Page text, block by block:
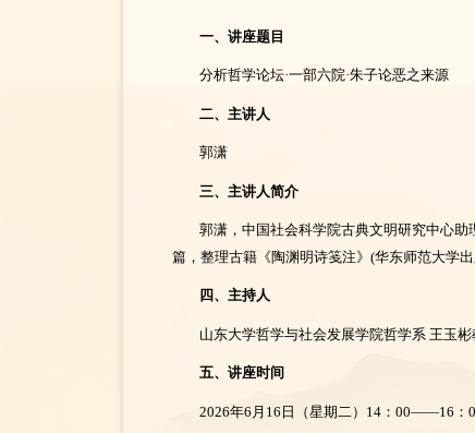
一、讲座题目
分析哲学论坛·一部六院·朱子论恶之来源
二、主讲人
郭潇
三、主讲人简介
郭潇，中国社会科学院古典文明研究中心
篇，整理古籍《陶渊明诗笺注》(华东师范大学出
四、主持人
山东大学哲学与社会发展学院哲学系 王玉彬
五、讲座时间
2026年6月16日（星期二）14：00——16：